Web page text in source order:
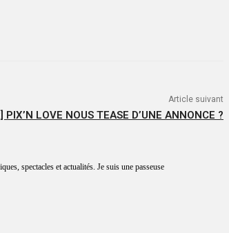
Article suivant
PIX’N LOVE NOUS TEASE D’UNE ANNONCE ?
spectacles et actualités. Je suis une passeuse